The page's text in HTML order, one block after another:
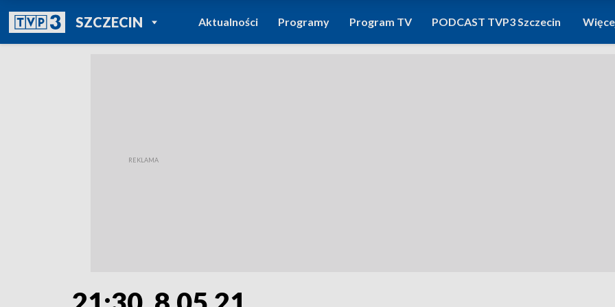
SZCZECINPOWRÓT DO
TVP REGIONY
Aktualności Programy Program TV PODCAST TVP3 Szczecin